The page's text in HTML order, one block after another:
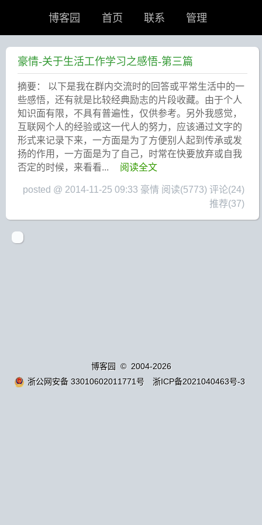
博客园 首页 联系 管理
豪情-关于生活工作学习之感悟-第三篇
摘要： 以下是我在群内交流时的回答或平常生活中的一
些感悟，还有就是比较经典励志的片段收藏。由于个人
知识面有限，不具有普遍性，仅供参考。另外我感觉，
互联网个人的经验或这一代人的努力，应该通过文字的
形式来记录下来，一方面是为了方便别人起到传承或发
扬的作用，一方面是为了自己，时常在快要放弃或自我
否定的时候，来看看...
阅读全文
posted @ 2014-11-25 09:33 豪情 阅读(5773) 评论(24)
推荐(37)
博客园 © 2004-2026
浙公网安备 33010602011771号
浙ICP备2021040463号-3